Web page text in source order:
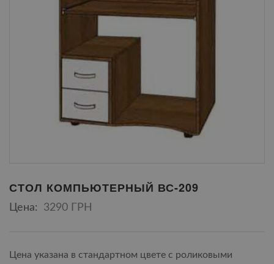
СТОЛ КОМПЬЮТЕРНЫЙ ВС-209
Цена: 3290 ГРН
Цена указана в стандартном цвете с роликовыми